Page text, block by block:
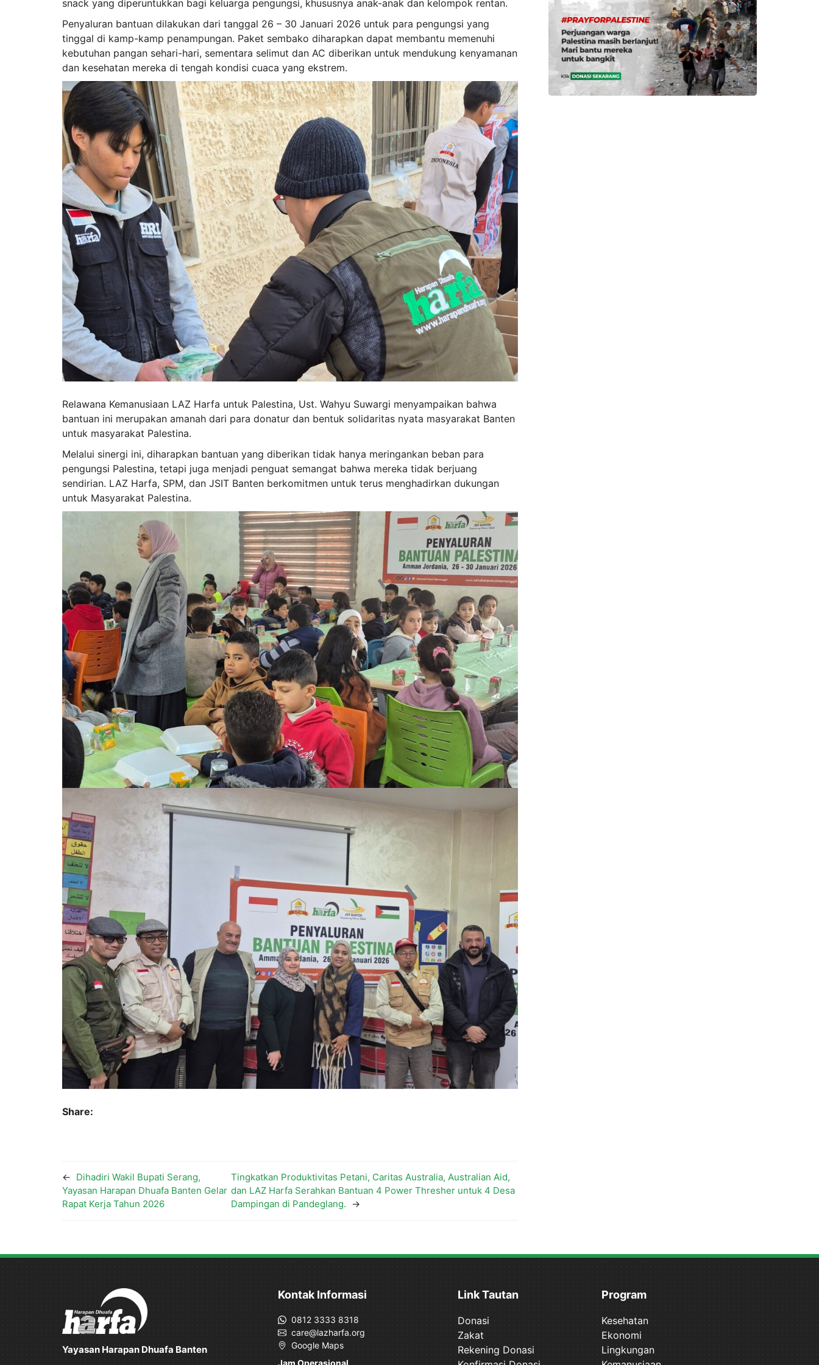
snack yang diperuntukkan bagi keluarga pengungsi, khususnya anak-anak dan kelompok rentan.
Penyaluran bantuan dilakukan dari tanggal 26 – 30 Januari 2026 untuk para pengungsi yang
tinggal di kamp-kamp penampungan. Paket sembako diharapkan dapat membantu memenuhi
kebutuhan pangan sehari-hari, sementara selimut dan AC diberikan untuk mendukung kenyamanan
dan kesehatan mereka di tengah kondisi cuaca yang ekstrem.
Relawana Kemanusiaan LAZ Harfa untuk Palestina, Ust. Wahyu Suwargi menyampaikan bahwa
bantuan ini merupakan amanah dari para donatur dan bentuk solidaritas nyata masyarakat Banten
untuk masyarakat Palestina.
Melalui sinergi ini, diharapkan bantuan yang diberikan tidak hanya meringankan beban para
pengungsi Palestina, tetapi juga menjadi penguat semangat bahwa mereka tidak berjuang
sendirian. LAZ Harfa, SPM, dan JSIT Banten berkomitmen untuk terus menghadirkan dukungan
untuk Masyarakat Palestina.
Share:
← Dihadiri Wakil Bupati Serang,
Yayasan Harapan Dhuafa Banten Gelar
Rapat Kerja Tahun 2026
Tingkatkan Produktivitas Petani, Caritas Australia, Australian Aid,
dan LAZ Harfa Serahkan Bantuan 4 Power Thresher untuk 4 Desa
Dampingan di Pandeglang. →
Yayasan Harapan Dhuafa Banten
Kontak Informasi
0812 3333 8318
care@lazharfa.org
Google Maps
Link Tautan
Donasi
Zakat
Rekening Donasi
Program
Kesehatan
Ekonomi
Lingkungan